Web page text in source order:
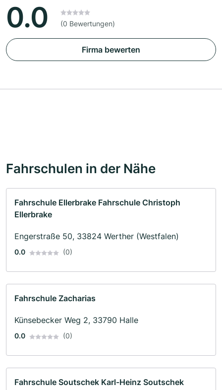
0.0 (0 Bewertungen)
Firma bewerten
Fahrschulen in der Nähe
Fahrschule Ellerbrake Fahrschule Christoph
Ellerbrake
Engerstraße 50, 33824 Werther (Westfalen)
0.0 (0)
Fahrschule Zacharias
Künsebecker Weg 2, 33790 Halle
0.0 (0)
Fahrschule Soutschek Karl-Heinz Soutschek